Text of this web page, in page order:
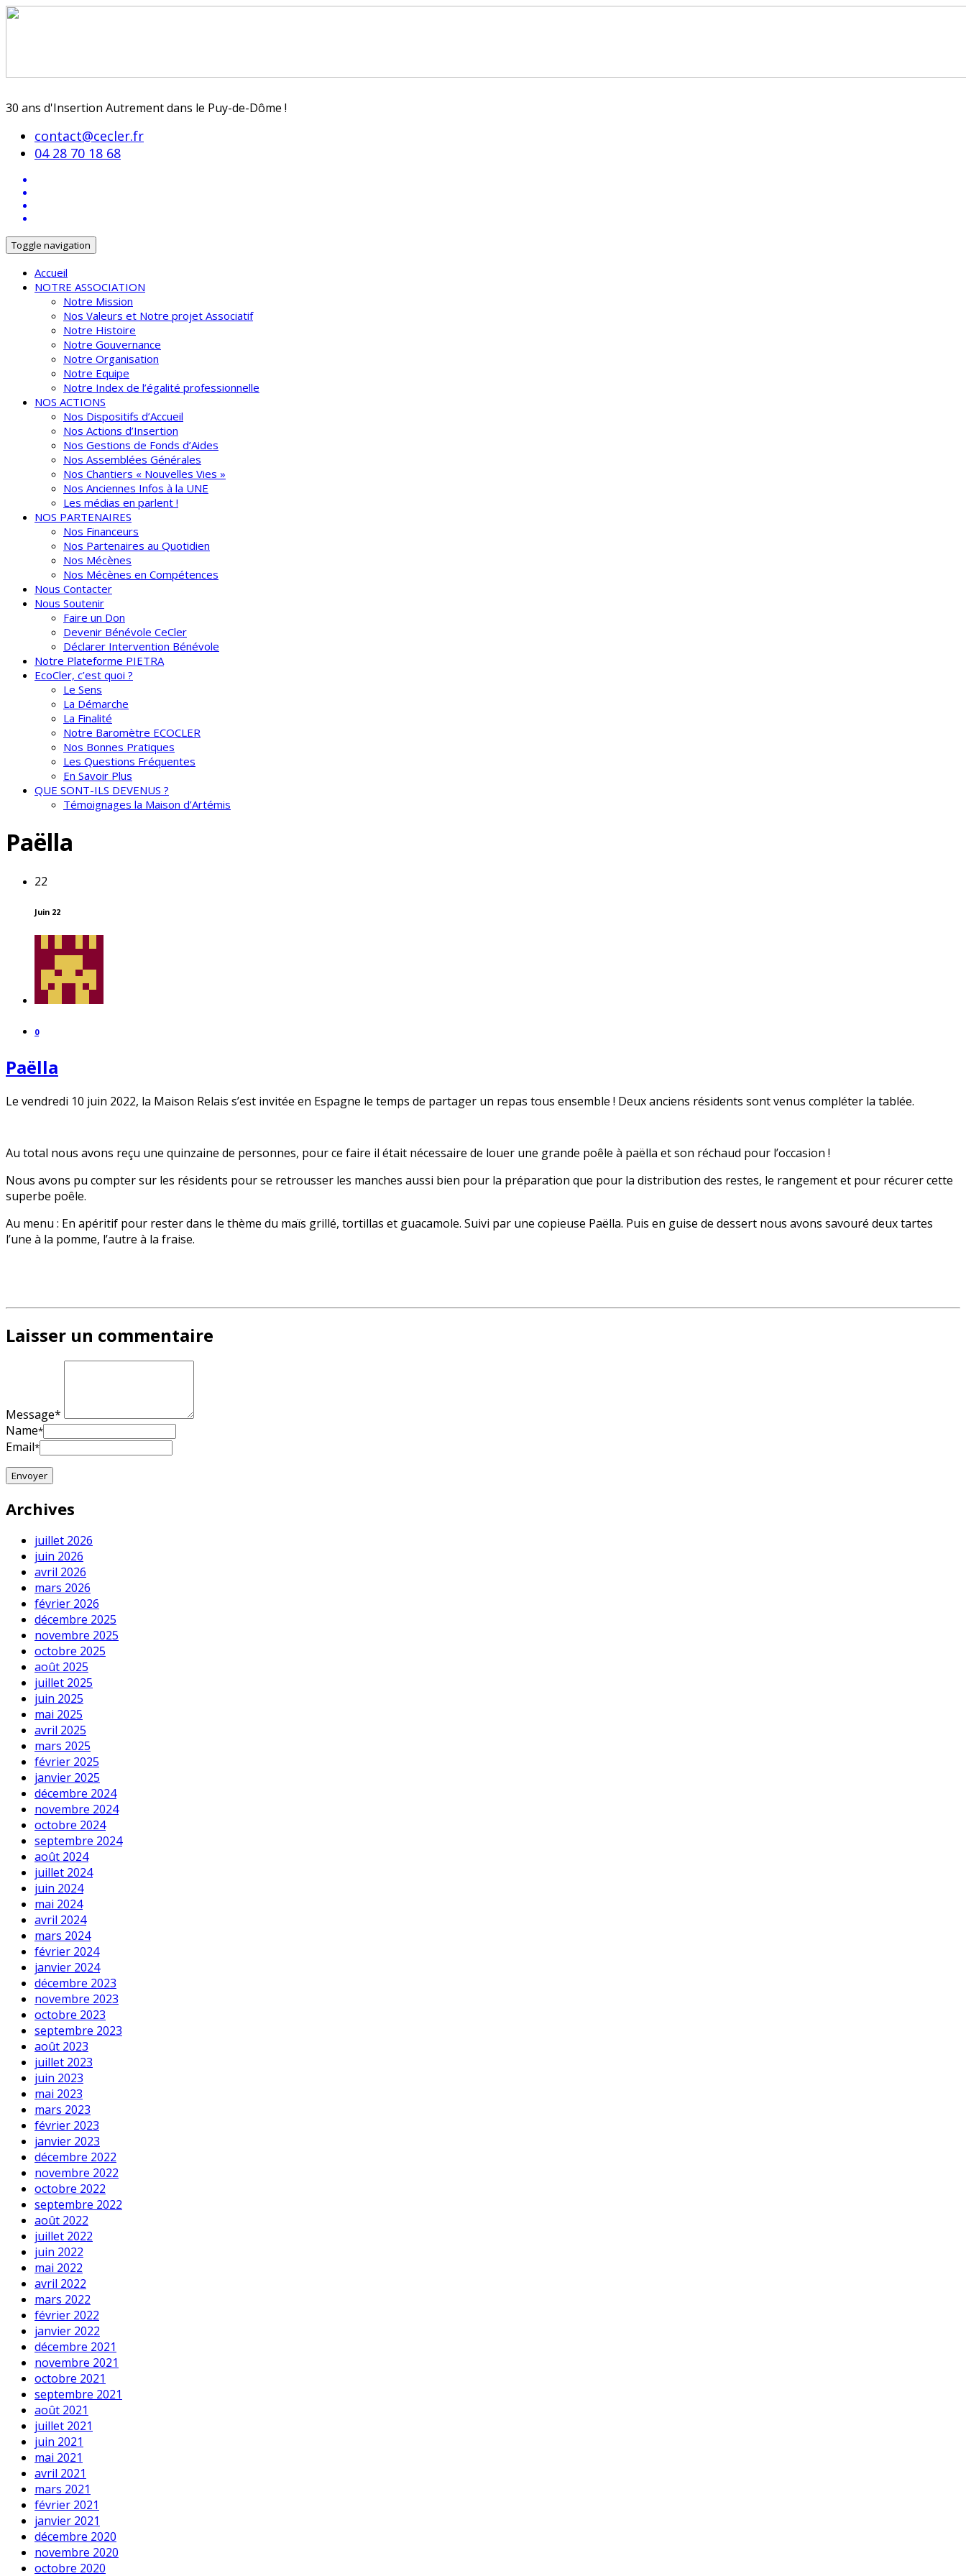
30 ans d'Insertion Autrement dans le Puy-de-Dôme !
contact@cecler.fr
04 28 70 18 68
Toggle navigation
Accueil
NOTRE ASSOCIATION
Notre Mission
Nos Valeurs et Notre projet Associatif
Notre Histoire
Notre Gouvernance
Notre Organisation
Notre Equipe
Notre Index de l’égalité professionnelle
NOS ACTIONS
Nos Dispositifs d’Accueil
Nos Actions d’Insertion
Nos Gestions de Fonds d’Aides
Nos Assemblées Générales
Nos Chantiers « Nouvelles Vies »
Nos Anciennes Infos à la UNE
Les médias en parlent !
NOS PARTENAIRES
Nos Financeurs
Nos Partenaires au Quotidien
Nos Mécènes
Nos Mécènes en Compétences
Nous Contacter
Nous Soutenir
Faire un Don
Devenir Bénévole CeCler
Déclarer Intervention Bénévole
Notre Plateforme PIETRA
EcoCler, c’est quoi ?
Le Sens
La Démarche
La Finalité
Notre Baromètre ECOCLER
Nos Bonnes Pratiques
Les Questions Fréquentes
En Savoir Plus
QUE SONT-ILS DEVENUS ?
Témoignages la Maison d’Artémis
Paëlla
22
Juin 22
0
Paëlla
Le vendredi 10 juin 2022, la Maison Relais s’est invitée en Espagne le temps de partager un repas tous ensemble ! Deux anciens résidents sont venus compléter la tablée.
Au total nous avons reçu une quinzaine de personnes, pour ce faire il était nécessaire de louer une grande poêle à paëlla et son réchaud pour l’occasion !
Nous avons pu compter sur les résidents pour se retrousser les manches aussi bien pour la préparation que pour la distribution des restes, le rangement et pour récurer cette
superbe poêle.
Au menu : En apéritif pour rester dans le thème du maïs grillé, tortillas et guacamole. Suivi par une copieuse Paëlla. Puis en guise de dessert nous avons savouré deux tartes
l’une à la pomme, l’autre à la fraise.
Laisser un commentaire
Message*
Name*
Email*
Archives
juillet 2026
juin 2026
avril 2026
mars 2026
février 2026
décembre 2025
novembre 2025
octobre 2025
août 2025
juillet 2025
juin 2025
mai 2025
avril 2025
mars 2025
février 2025
janvier 2025
décembre 2024
novembre 2024
octobre 2024
septembre 2024
août 2024
juillet 2024
juin 2024
mai 2024
avril 2024
mars 2024
février 2024
janvier 2024
décembre 2023
novembre 2023
octobre 2023
septembre 2023
août 2023
juillet 2023
juin 2023
mai 2023
mars 2023
février 2023
janvier 2023
décembre 2022
novembre 2022
octobre 2022
septembre 2022
août 2022
juillet 2022
juin 2022
mai 2022
avril 2022
mars 2022
février 2022
janvier 2022
décembre 2021
novembre 2021
octobre 2021
septembre 2021
août 2021
juillet 2021
juin 2021
mai 2021
avril 2021
mars 2021
février 2021
janvier 2021
décembre 2020
novembre 2020
octobre 2020